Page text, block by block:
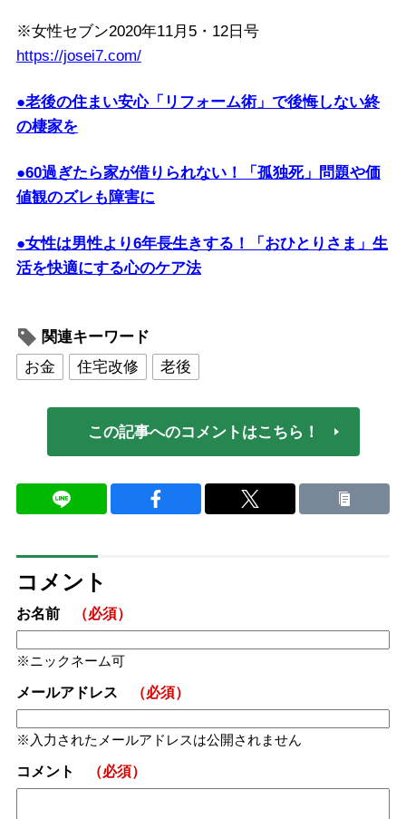
※女性セブン2020年11月5・12日号
https://josei7.com/
●老後の住まい安心「リフォーム術」で後悔しない終
の棲家を
●60過ぎたら家が借りられない！「孤独死」問題や価
値観のズレも障害に
●女性は男性より6年長生きする！「おひとりさま」生
活を快適にする心のケア法
関連キーワード
お金
住宅改修 老後
この記事へのコメントはこちら！
コメント
お名前 （必須）
ニックネーム可
メールアドレス （必須）
入力されたメールアドレスは公開されません
コメント （必須）